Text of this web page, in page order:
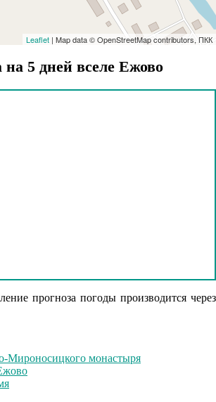
Leaflet | Map data © OpenStreetMap contributors, ПКК
на 5 дней вселе Ежово
прогноза погоды производится через
Мироносицкого монастыря